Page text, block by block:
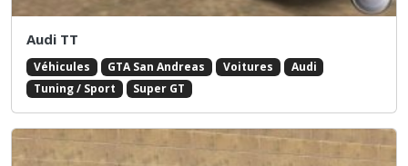
Audi TT
Véhicules GTA San Andreas Voitures
Audi
Tuning / Sport
Super GT